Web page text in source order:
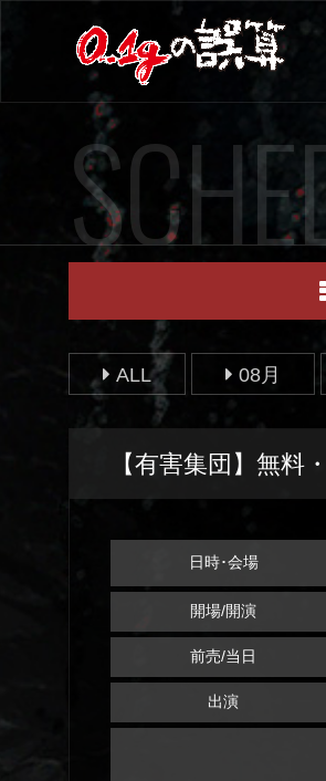
ALL 08月
【有害集団】無料
日時･会場
開場/開演
前売/当日
出演